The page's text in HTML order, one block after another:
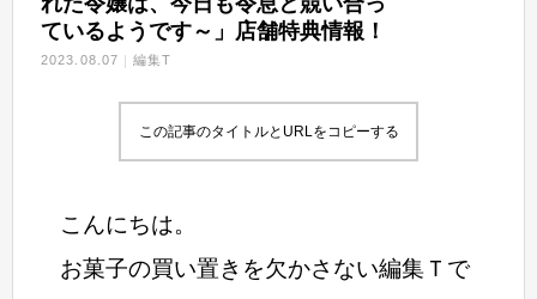
ているようです～」店舗特典情報！
2023.08.07 編集T
この記事のタイトルとURLをコピーする
こんにちは。
お菓子の買い置きを欠かさない編集Ｔで